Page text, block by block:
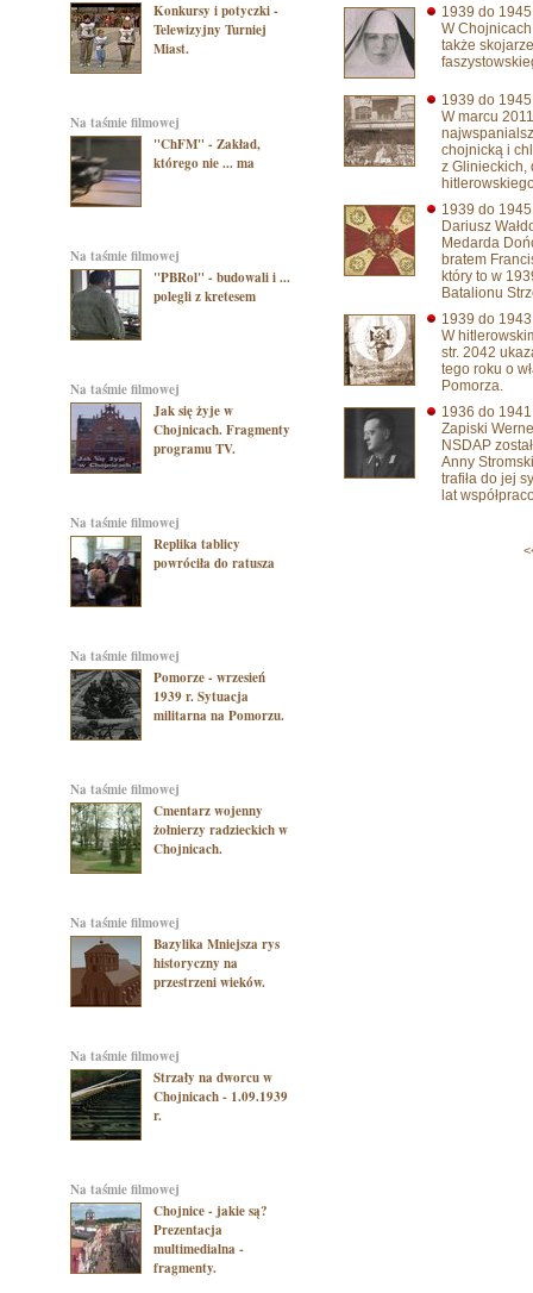
Konkursy i potyczki -
Telewizyjny Turniej
Miast.
na taśmie filmowej
"ChFM" - Zakład,
którego nie ... ma
na taśmie filmowej
"PBRol" - budowali i ...
polegli z kretesem
na taśmie filmowej
Jak się żyje w
Chojnicach. Fragmenty
programu TV.
na taśmie filmowej
Replika tablicy
powróciła do ratusza
na taśmie filmowej
Pomorze - wrzesień
1939 r. Sytuacja
militarna na Pomorzu.
na taśmie filmowej
Cmentarz wojenny
żołnierzy radzieckich w
Chojnicach.
na taśmie filmowej
Bazylika Mniejsza rys
historyczny na
przestrzeni wieków.
na taśmie filmowej
Strzały na dworcu w
Chojnicach - 1.09.1939
r.
na taśmie filmowej
Chojnice - jakie są?
Prezentacja
multimedialna -
fragmenty.
1939 do
W
także
1939 do
W marcu
chojnicką i
z Glinieckich,
1939 do
Dariusz
Medarda
bratem
który to w
Batalionu
1939 do
W
str. 2042
tego roku o
Pomorza.
1936 do
Zapiski
NSDAP
Anny
trafiła do jej
lat